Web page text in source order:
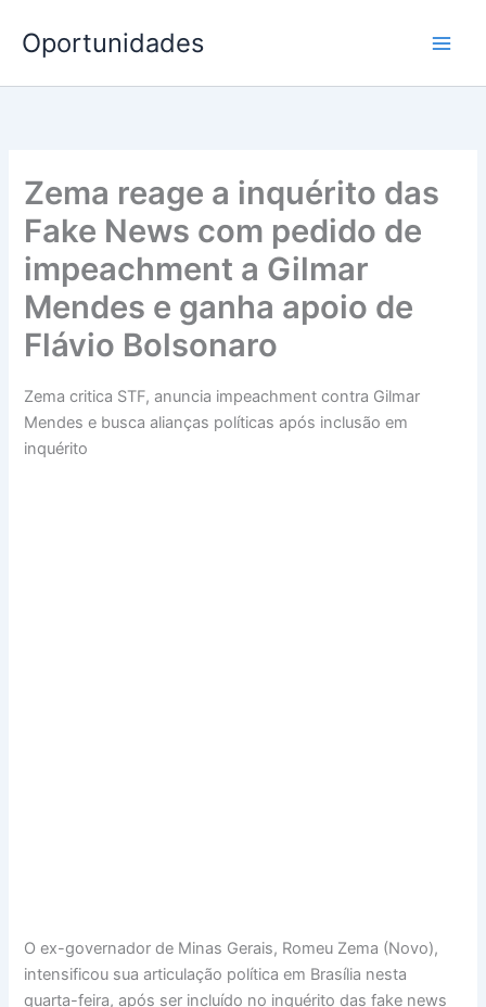
para
conteúdo
Oportunidades
Zema reage a inquérito das
Fake News com pedido de
impeachment a Gilmar
Mendes e ganha apoio de
Flávio Bolsonaro
Zema critica STF, anuncia impeachment contra Gilmar
Mendes e busca alianças políticas após inclusão em
inquérito
O ex-governador de Minas Gerais, Romeu Zema (Novo),
intensificou sua articulação política em Brasília nesta
quarta-feira, após ser incluído no inquérito das fake news